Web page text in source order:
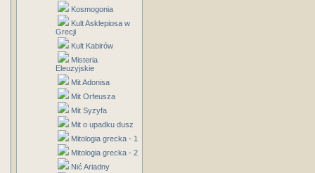
Kosmogonia
Kult Asklepiosa w
Grecji
Kult Kabirów
Misteria
Eleuzyjskie
Mit Adonisa
Mit Orfeusza
Mit Syzyfa
Mit o upadku dusz
Mitologia grecka - 1
Mitologia grecka - 2
Nić Ariadny